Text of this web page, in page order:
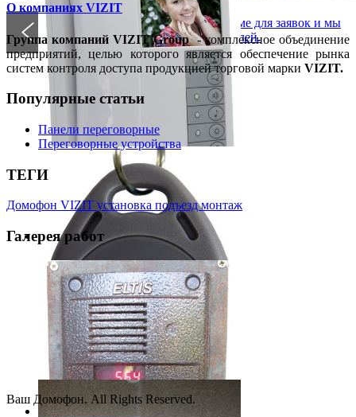
Заказать домофон
Оставьте Ваш адрес и телефон в форме для заявок и мы
свяжемся с Вами для уточнения деталей.
Подробнее
VIZIT-M440C
Монитор для 2-х блоков вызова и
телекамеры.
О компаниях VIZIT
Группа компаний VIZIT Group- комплексное объединение
предприятий, целью которого является обеспечение рынка
систем контроля доступа продукцией торговой марки VIZIT.
Популярные статьи
Панели переговорные
Переговорные устройства
ТЕГИ
Домофон VIZIT установка подъездмонтаж
Галереяработ
Ваш Домофон. All Rights Reserved.